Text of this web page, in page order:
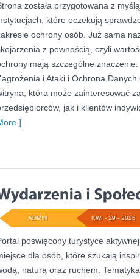
została przygotowana z
które oczekują
ochrony osób. Już sama
z pewnością, czyli
mają szczególne znaczenie.
i Ataki i Ochrona Danych
która może zainteresować
jak i klientów
]
KWI - 29 - 2026
ADMIN
poświęcony turystyce aktywnej
dla osób, które szukają
naturą oraz ruchem.